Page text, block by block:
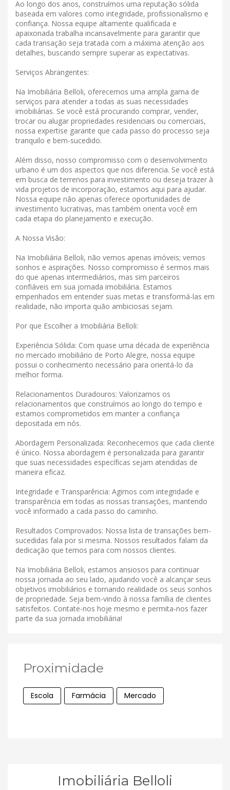
Ao longo dos anos, construímos uma reputação sólida
baseada em valores como integridade, profissionalismo e
confiança. Nossa equipe altamente qualificada e
apaixonada trabalha incansavelmente para garantir que
cada transação seja tratada com a máxima atenção aos
detalhes, buscando sempre superar as expectativas.
Serviços Abrangentes:
Na Imobiliária Belloli, oferecemos uma ampla gama de
serviços para atender a todas as suas necessidades
imobiliárias. Se você está procurando comprar, vender,
trocar ou alugar propriedades residenciais ou comerciais,
nossa expertise garante que cada passo do processo seja
tranquilo e bem-sucedido.
Além disso, nosso compromisso com o desenvolvimento
urbano é um dos aspectos que nos diferencia. Se você está
em busca de terrenos para investimento ou deseja trazer à
vida projetos de incorporação, estamos aqui para ajudar.
Nossa equipe não apenas oferece oportunidades de
investimento lucrativas, mas também orienta você em
cada etapa do planejamento e execução.
A Nossa Visão:
Na Imobiliária Belloli, não vemos apenas imóveis; vemos
sonhos e aspirações. Nosso compromisso é sermos mais
do que apenas intermediários, mas sim parceiros
confiáveis ​​em sua jornada imobiliária. Estamos
empenhados em entender suas metas e transformá-las em
realidade, não importa quão ambiciosas sejam.
Por que Escolher a Imobiliária Belloli:
Experiência Sólida: Com quase uma década de experiência
no mercado imobiliário de Porto Alegre, nossa equipe
possui o conhecimento necessário para orientá-lo da
melhor forma.
Relacionamentos Duradouros: Valorizamos os
relacionamentos que construímos ao longo do tempo e
estamos comprometidos em manter a confiança
depositada em nós.
Abordagem Personalizada: Reconhecemos que cada cliente
é único. Nossa abordagem é personalizada para garantir
que suas necessidades específicas sejam atendidas de
maneira eficaz.
Integridade e Transparência: Agimos com integridade e
transparência em todas as nossas transações, mantendo
você informado a cada passo do caminho.
Resultados Comprovados: Nossa lista de transações bem-
sucedidas fala por si mesma. Nossos resultados falam da
dedicação que temos para com nossos clientes.
Na Imobiliária Belloli, estamos ansiosos para continuar
nossa jornada ao seu lado, ajudando você a alcançar seus
objetivos imobiliários e tornando realidade os seus sonhos
de propriedade. Seja bem-vindo à nossa família de clientes
satisfeitos. Contate-nos hoje mesmo e permita-nos fazer
parte da sua jornada imobiliária!
Proximidade
Escola Farmácia Mercado
Imobiliária Belloli